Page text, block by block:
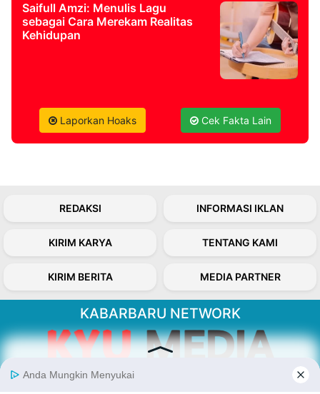
Saifull Amzi: Menulis Lagu
sebagai Cara Merekam Realitas
Kehidupan
Laporkan Hoaks Cek Fakta Lain
REDAKSI INFORMASI IKLAN
KIRIM KARYA TENTANG KAMI
KIRIM BERITA MEDIA PARTNER
KABARBARU NETWORK